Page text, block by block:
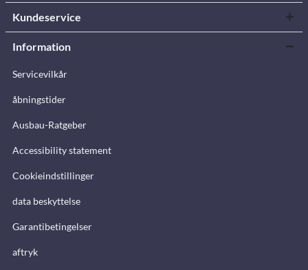
Kundeservice
Information
Servicevilkår
åbningstider
Ausbau-Ratgeber
Accessibility statement
Cookieindstillinger
data beskyttelse
Garantibetingelser
aftryk